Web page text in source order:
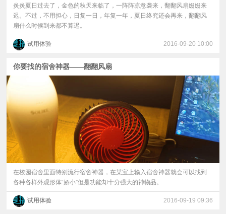
炎炎夏日过去了，金色的秋天来临了，一阵阵凉意袭来，翻翻风扇姗姗来
迟。不过，不用担心，日复一日，年复一年，夏日终究还会再来，翻翻风
扇什么时候到来都不算迟。
试用体验 2016-09-20 10:00
你要找的宿舍神器——翻翻风扇
在校园宿舍里面特别流行宿舍神器，在某宝上输入宿舍神器就会可以找到
各种各样外观形体“娇小”但是功能却十分强大的神物品。
试用体验 2016-09-19 09:36